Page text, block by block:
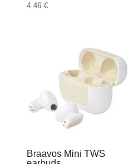
4.46 €
Braavos Mini TWS